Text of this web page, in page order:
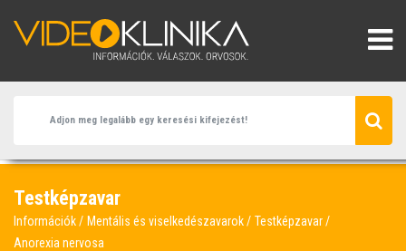
Testképzavar
Információk Mentális és viselkedészavarok
Testképzavar
Anorexia nervosa